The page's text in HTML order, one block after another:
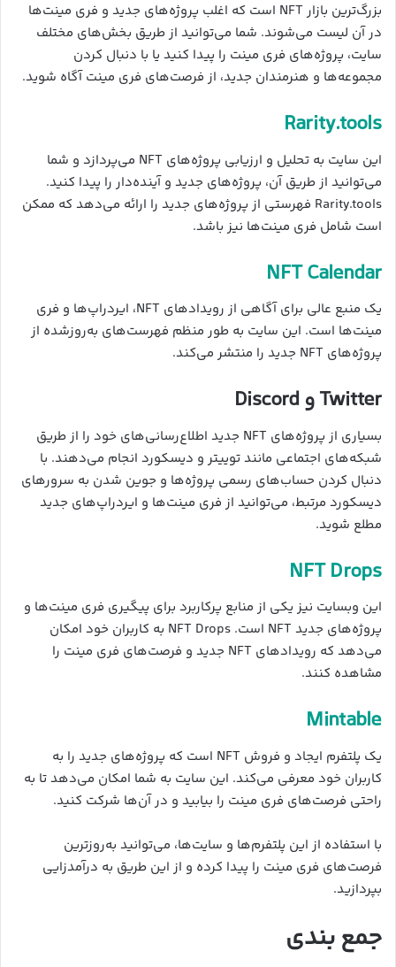
بزرگ‌ترین بازار NFT است که اغلب پروژه‌های جدید و فری مینت‌ها
در آن لیست می‌شوند. شما می‌توانید از طریق بخش‌های مختلف
سایت، پروژه‌های فری مینت را پیدا کنید یا با دنبال کردن
مجموعه‌ها و هنرمندان جدید، از فرصت‌های فری مینت آگاه شوید.
Rarity.tools
این سایت به تحلیل و ارزیابی پروژه‌های NFT می‌پردازد و شما
می‌توانید از طریق آن، پروژه‌های جدید و آینده‌دار را پیدا کنید.
Rarity.tools فهرستی از پروژه‌های جدید را ارائه می‌دهد که ممکن
است شامل فری مینت‌ها نیز باشد.
NFT Calendar
یک منبع عالی برای آگاهی از رویدادهای NFT، ایردراپ‌ها و فری
مینت‌ها است. این سایت به طور منظم فهرست‌های به‌روزشده از
پروژه‌های NFT جدید را منتشر می‌کند.
Twitter و Discord
بسیاری از پروژه‌های NFT جدید اطلاع‌رسانی‌های خود را از طریق
شبکه‌های اجتماعی مانند توییتر و دیسکورد انجام می‌دهند. با
دنبال کردن حساب‌های رسمی پروژه‌ها و جوین شدن به سرورهای
دیسکورد مرتبط، می‌توانید از فری مینت‌ها و ایردراپ‌های جدید
مطلع شوید.
NFT Drops
این وبسایت نیز یکی از منابع پرکاربرد برای پیگیری فری مینت‌ها و
پروژه‌های جدید NFT است. NFT Drops به کاربران خود امکان
می‌دهد که رویدادهای NFT جدید و فرصت‌های فری مینت را
مشاهده کنند.
Mintable
یک پلتفرم ایجاد و فروش NFT است که پروژه‌های جدید را به
کاربران خود معرفی می‌کند. این سایت به شما امکان می‌دهد تا به
راحتی فرصت‌های فری مینت را بیابید و در آن‌ها شرکت کنید.
با استفاده از این پلتفرم‌ها و سایت‌ها، می‌توانید به‌روزترین
فرصت‌های فری مینت را پیدا کرده و از این طریق به درآمدزایی
بپردازید.
جمع بندی